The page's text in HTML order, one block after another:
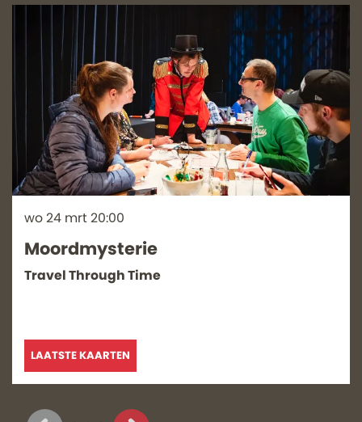
Moordmysterie
Travel Through Time
wo 24 mrt20:00
LAATSTE KAARTEN